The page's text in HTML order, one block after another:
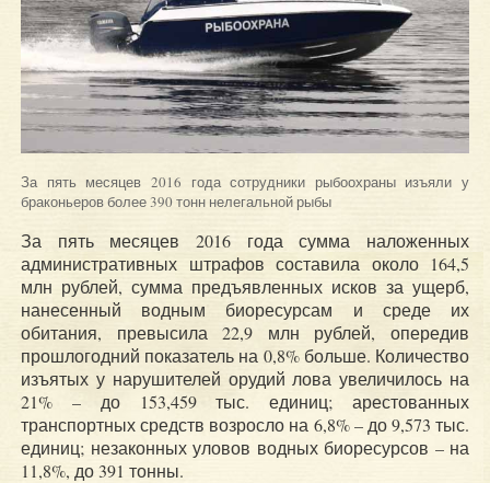
За пять месяцев 2016 года сотрудники рыбоохраны изъяли у
браконьеров более 390 тонн нелегальной рыбы
За пять месяцев 2016 года сумма наложенных
административных штрафов составила около 164,5
млн рублей, сумма предъявленных исков за ущерб,
нанесенный водным биоресурсам и среде их
обитания, превысила 22,9 млн рублей, опередив
прошлогодний показатель на 0,8% больше. Количество
изъятых у нарушителей орудий лова увеличилось на
21% – до 153,459 тыс. единиц; арестованных
транспортных средств возросло на 6,8% – до 9,573 тыс.
единиц; незаконных уловов водных биоресурсов – на
11,8%, до 391 тонны.